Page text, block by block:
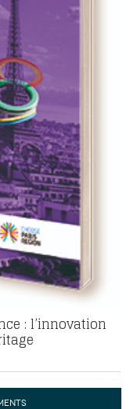
: l’innovation